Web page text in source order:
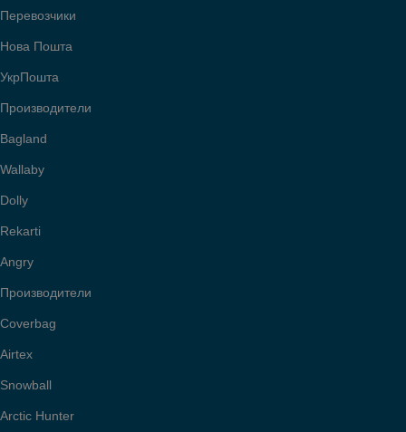
Перевозчики
Нова Пошта
УкрПошта
Производители
Bagland
Wallaby
Dolly
Rekarti
Angry
Производители
Coverbag
Airtex
Snowball
Arctic Hunter